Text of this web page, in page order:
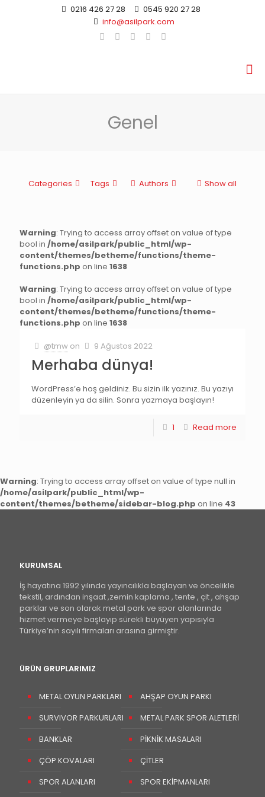
0216 426 27 28
0545 920 27 28
info@asilpark.com
Genel
Categories Tags Authors Show all
Warning: Trying to access array offset on value of type
bool in /home/asilpark/public_html/wp-
content/themes/betheme/functions/theme-
functions.php on line 1638
Warning: Trying to access array offset on value of type
bool in /home/asilpark/public_html/wp-
content/themes/betheme/functions/theme-
functions.php on line 1638
@tmw on 9 Ağustos 2022
Merhaba dünya!
WordPress’e hoş geldiniz. Bu sizin ilk yazınız. Bu yazıyı
düzenleyin ya da silin. Sonra yazmaya başlayın!
1 Read more
Warning: Trying to access array offset on value of type null in
/home/asilpark/public_html/wp-
content/themes/betheme/sidebar-blog.php on line 43
KURUMSAL
İş hayatına 1992 yılında yayıncılıkla başlayan ve öncelikle
tekstil, ardından inşaat ,zemin kaplama , tente , çit , ahşap
parklar ve son olarak metal park ve spor alanlarında
hizmet vermeye başlayıp sürekli büyüyen yapısıyla
Türkiye’nin sayılı firmaları arasına girmiştir.
ÜRÜN GRUPLARIMIZ
METAL OYUN PARKLARI
AHŞAP OYUN PARKI
SURVIVOR PARKURLARI
METAL PARK SPOR ALETLERİ
BANKLAR
PİKNİK MASALARI
ÇÖP KOVALARI
ÇİTLER
SPOR ALANLARI
SPOR EKİPMANLARI